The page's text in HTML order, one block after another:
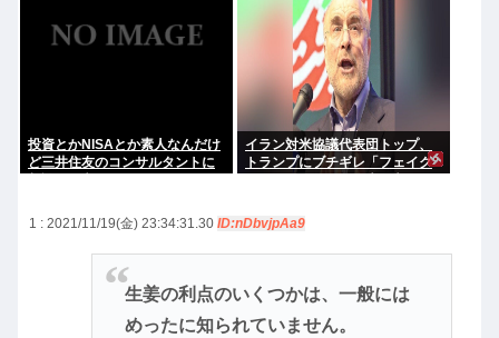
投資とかNISAとか素人なんだけ
ど三井住友のコンサルタントに
イラン対米協議代表団トップ、
トランプにブチギレ「フェイク
1 : 2021/11/19(金) 23:34:31.30 ID:nDbvjpAa9
生姜の利点のいくつかは、一般には
めったに知られていません。